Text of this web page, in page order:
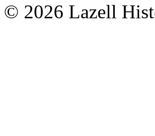
© 2026 Lazell